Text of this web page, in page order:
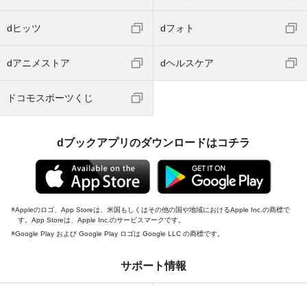
dヒッツ dフォト
dアニメストア dヘルスケア
ドコモスポーツくじ
dブックアプリのダウンロードはコチラ
Appleのロゴ、App Storeは、米国もしくはその他の国や地域におけるApple Inc.の商標で
す。App Storeは、Apple Inc.のサービスマークです。
Google Play および Google Play ロゴは Google LLC の商標です。
サポート情報